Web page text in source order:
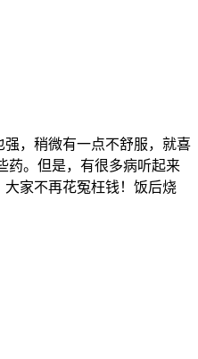
，稍微有一点不舒服，就喜
药。但是，有很多病听起来
家不再花冤枉钱！饭后烧